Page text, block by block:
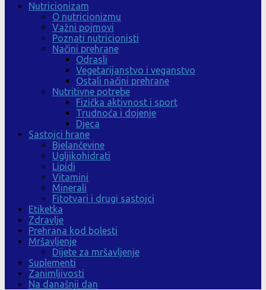
Nutricionizam
O nutricionizmu
Važni pojmovi
Poznati nutricionisti
Načini prehrane
Odrasli
Vegetarijanstvo i veganstvo
Ostali načini prehrane
Nutritivne potrebe
Fizička aktivnost i sport
Trudnoća i dojenje
Djeca
Sastojci hrane
Bjelančevine
Ugljikohidrati
Lipidi
Vitamini
Minerali
Fitotvari i drugi sastojci
Etiketka
Zdravlje
Prehrana kod bolesti
Mršavljenje
Dijete za mršavljenje
Suplementi
Zanimljivosti
Na današnji dan